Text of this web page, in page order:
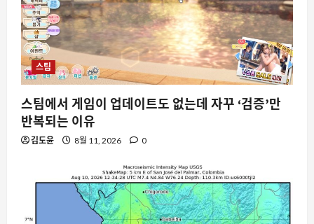
스팀
스팀에서 게임이 업데이트도 없는데 자꾸 ‘검증’만
반복되는 이유
김도윤 8월 11, 2026 0